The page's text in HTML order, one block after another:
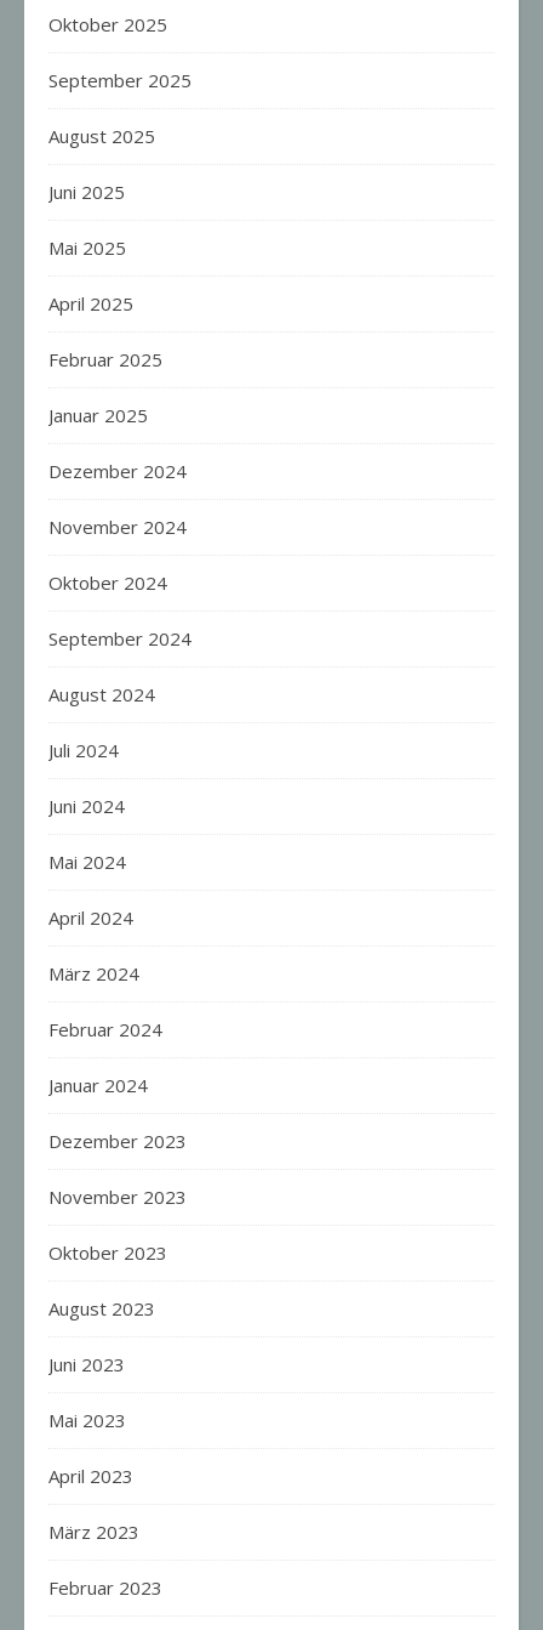
Oktober 2025
September 2025
August 2025
Juni 2025
Mai 2025
April 2025
Februar 2025
Januar 2025
Dezember 2024
November 2024
Oktober 2024
September 2024
August 2024
Juli 2024
Juni 2024
Mai 2024
April 2024
März 2024
Februar 2024
Januar 2024
Dezember 2023
November 2023
Oktober 2023
August 2023
Juni 2023
Mai 2023
April 2023
März 2023
Februar 2023